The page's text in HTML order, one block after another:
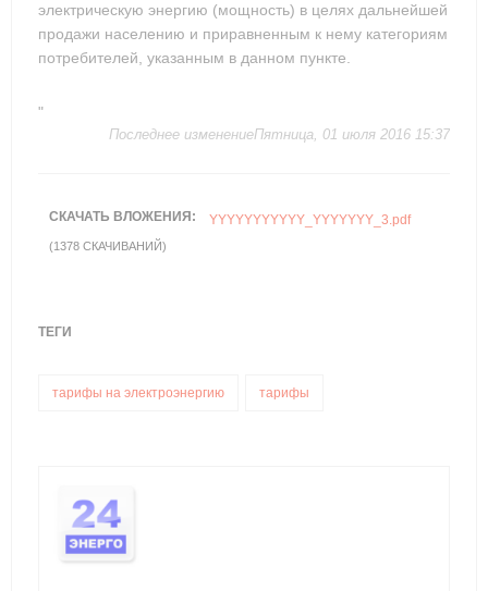
электрическую энергию (мощность) в целях дальнейшей
продажи населению и приравненным к нему категориям
потребителей, указанным в данном пункте.
"
Последнее изменениеПятница, 01 июля 2016 15:37
СКАЧАТЬ ВЛОЖЕНИЯ: YYYYYYYYYYY_YYYYYYY_3.pdf
(1378 СКАЧИВАНИЙ)
ТЕГИ
тарифы на электроэнергию тарифы